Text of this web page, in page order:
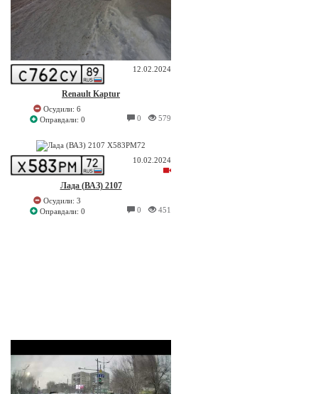
12.02.2024
Renault Kaptur
Осудили: 6
Оправдали: 0
579
0
10.02.2024
Лада (ВАЗ) 2107
Осудили: 3
Оправдали: 0
451
0